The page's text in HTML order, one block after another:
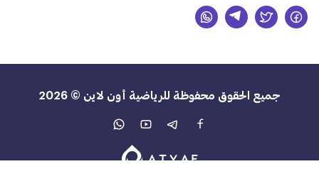
جميع الحقوق محفوظة للرياضية أون لاين © 2026